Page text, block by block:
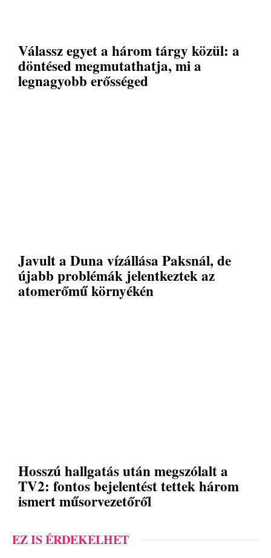
Válassz egyet a három tárgy közül: a
döntésed megmutathatja, mi a
legnagyobb erősséged
Javult a Duna vízállása Paksnál, de
újabb problémák jelentkeztek az
atomerőmű környékén
Hosszú hallgatás után megszólalt a
TV2: fontos bejelentést tettek három
ismert műsorvezetőről
EZ IS ÉRDEKELHET